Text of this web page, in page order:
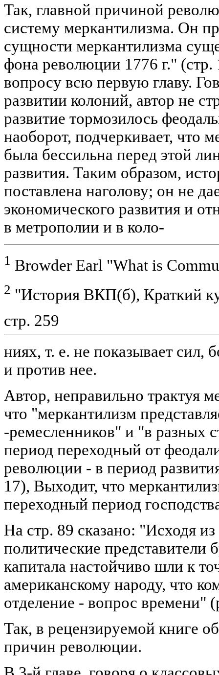
Так, главной причиной
систему меркантилизма. Он
сущности меркантилизма
фона революции 1776 г." (стр.
вопросу всю первую главу.
развитии колоний, автор не
развитие тормозилось
наоборот, подчеркивает, что
была бессильна перед этой
развития. Таким образом,
поставлена наголову; он не
экономического развития и
в метрополии и в коло-
1 Browder Earl "What is
2 "История ВКП(б), Краткий
стр. 259
ниях, т. е. не показывает
и против нее.
Автор, неправильно трактуя
что "меркантилизм
-ремесленников" и "в разных
период переходный от
революции - в период
17), Выходит, что
переходный период
На стр. 89 сказано: "Исходя
политические представители
капитала настойчиво шли к
американскому народу, что
отделение - вопрос времени"
Так, в рецензируемой книге
причин революции.